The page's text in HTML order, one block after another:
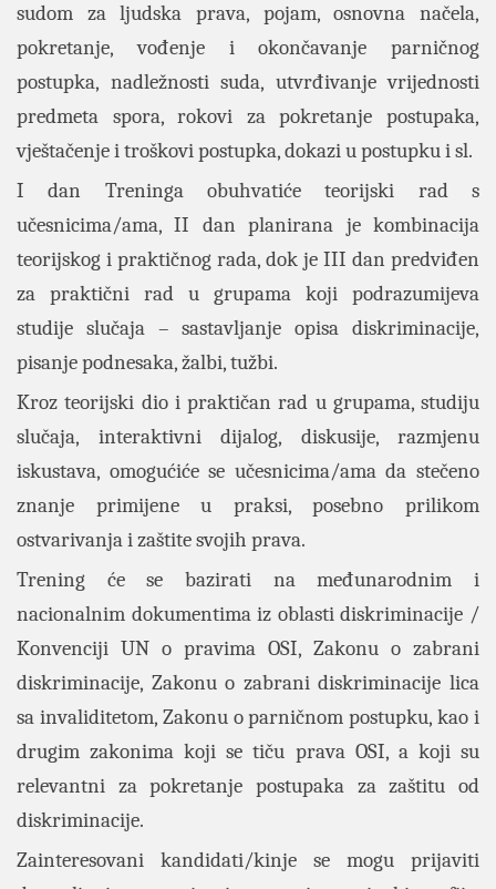
sudom za ljudska prava, pojam, osnovna načela,
pokretanje, vođenje i okončavanje parničnog
postupka, nadležnosti suda, utvrđivanje vrijednosti
predmeta spora, rokovi za pokretanje postupaka,
vještačenje i troškovi postupka, dokazi u postupku i sl.
I dan Treninga obuhvatiće teorijski rad s
učesnicima/ama, II dan planirana je kombinacija
teorijskog i praktičnog rada, dok je III dan predviđen
za praktični rad u grupama koji podrazumijeva
studije slučaja – sastavljanje opisa diskriminacije,
pisanje podnesaka, žalbi, tužbi.
Kroz teorijski dio i praktičan rad u grupama, studiju
slučaja, interaktivni dijalog, diskusije, razmjenu
iskustava, omogućiće se učesnicima/ama da stečeno
znanje primijene u praksi, posebno prilikom
ostvarivanja i zaštite svojih prava.
Trening će se bazirati na međunarodnim i
nacionalnim dokumentima iz oblasti diskriminacije /
Konvenciji UN o pravima OSI, Zakonu o zabrani
diskriminacije, Zakonu o zabrani diskriminacije lica
sa invaliditetom, Zakonu o parničnom postupku, kao i
drugim zakonima koji se tiču prava OSI, a koji su
relevantni za pokretanje postupaka za zaštitu od
diskriminacije.
Zainteresovani kandidati/kinje se mogu prijaviti